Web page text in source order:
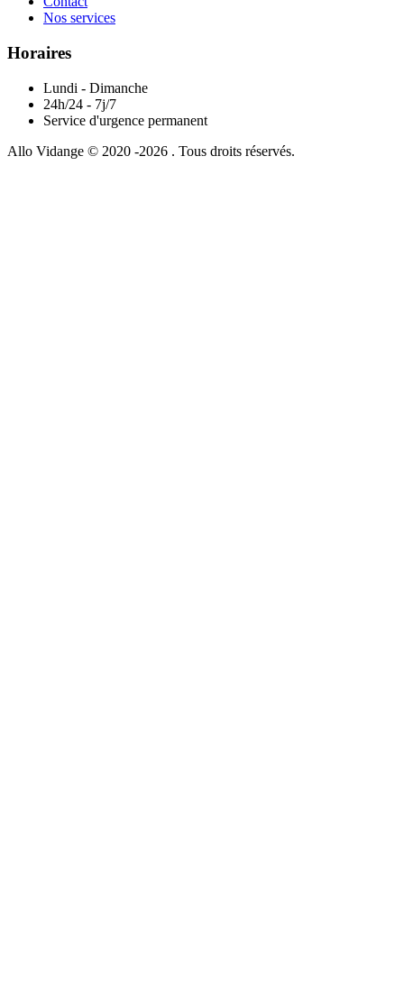
Nos services
Horaires
Lundi - Dimanche
24h/24 - 7j/7
Service d'urgence permanent
Allo Vidange © 2020 -2026 . Tous droits réservés.